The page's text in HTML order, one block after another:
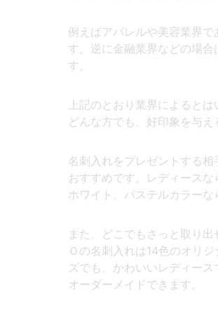
例えばアパレルや美容業界
す。逆に金融業界などの場
す。
上記のとおり業界によると
どんな方でも、好印象を与
名刺入れをプレゼントする
おすすめです。レディース
ホワイト、パステルカラーな
また、どこでもさっと取り
Ｏの名刺入れは14色のオリ
ズでも、かわいいレディー
オーダーメイドできます。